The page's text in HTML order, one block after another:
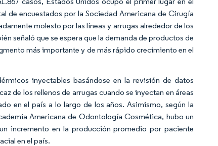
de encuestados por la Sociedad Americana de Cirugía
molesto por las líneas y arrugas alrededor de los
señaló que se espera que la demanda de productos de
más importante y de más rápido crecimiento en el
inyectables basándose en la revisión de datos
de los rellenos de arrugas cuando se inyectan en áreas
en el país a lo largo de los años. Asimismo, según la
Americana de Odontología Cosmética, hubo un
incremento en la producción promedio por paciente
en el país.